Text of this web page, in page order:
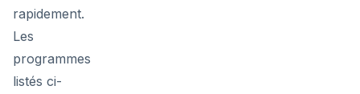
rapidement.
Les
programmes
listés ci-